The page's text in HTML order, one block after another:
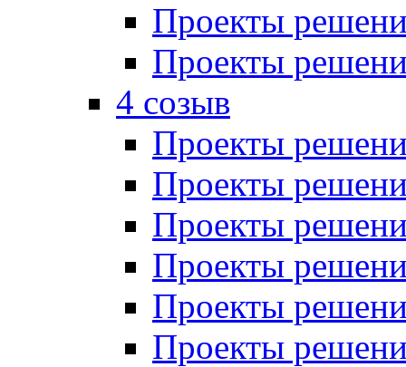
Проекты
Проекты
4 созыв
Проекты
Проекты
Проекты
Проекты
Проекты
Проекты